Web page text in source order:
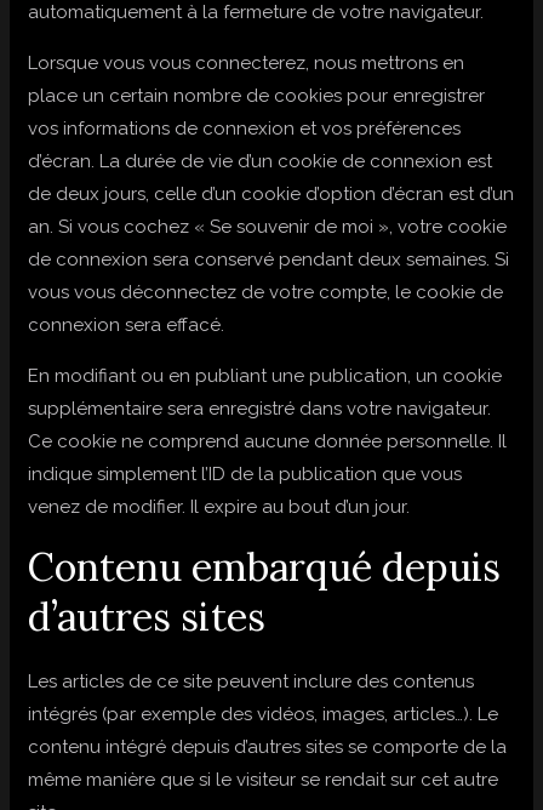
automatiquement à la fermeture de votre navigateur.
Lorsque vous vous connecterez, nous mettrons en
place un certain nombre de cookies pour enregistrer
vos informations de connexion et vos préférences
d’écran. La durée de vie d’un cookie de connexion est
de deux jours, celle d’un cookie d’option d’écran est d’un
an. Si vous cochez « Se souvenir de moi », votre cookie
de connexion sera conservé pendant deux semaines. Si
vous vous déconnectez de votre compte, le cookie de
connexion sera effacé.
En modifiant ou en publiant une publication, un cookie
supplémentaire sera enregistré dans votre navigateur.
Ce cookie ne comprend aucune donnée personnelle. Il
indique simplement l’ID de la publication que vous
venez de modifier. Il expire au bout d’un jour.
Contenu embarqué depuis
d’autres sites
Les articles de ce site peuvent inclure des contenus
intégrés (par exemple des vidéos, images, articles…). Le
contenu intégré depuis d’autres sites se comporte de la
même manière que si le visiteur se rendait sur cet autre